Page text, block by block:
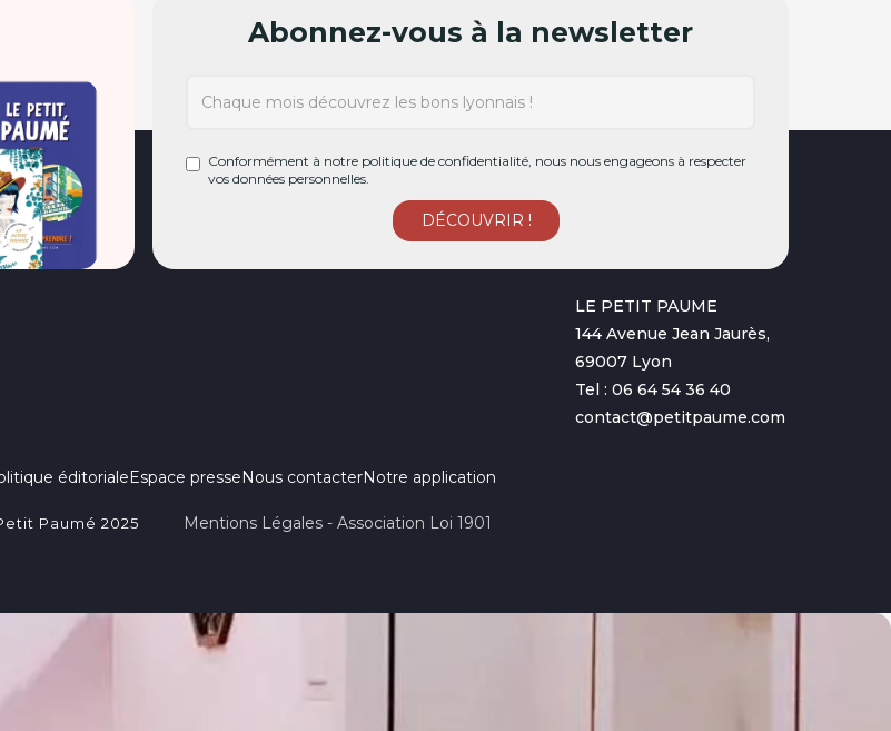
Abonnez-vous à la newsletter
Conformément à notre politique de confidentialité, nous nous engageons à respecter
vos données personnelles.
éditorialeEspace presseNous contacterNotre application
LE PETIT PAUME
144 Avenue Jean Jaurès,
69007 Lyon
Tel : 06 64 54 36 40
contact@petitpaume.com
Paumé 2025 Mentions Légales - Association Loi 1901